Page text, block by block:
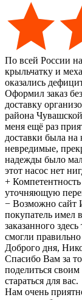
По всей России
крыльчатку и
оказались
Оформил заказ
доставку
района
меня ещё раз
доставки была
невредимые,
надежды было
этот насос нет
+
уточняющую
− Возможно сайт
покупатель имел
заказанного
смогли
Доброго дня,
Спасибо Вам за
поделиться
стараться для вас.
Нам очень